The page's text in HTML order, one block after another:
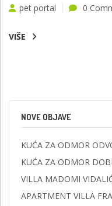
pet portal 0
VIŠE
NOVE OBJAVE
KUĆA ZA ODMOR
KUĆA ZA ODMOR
VILLA MADOMI
APARTMENT VILLA